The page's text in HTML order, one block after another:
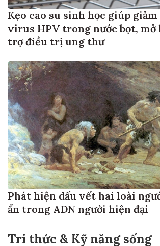
Kẹo cao su sinh học giúp
virus HPV trong nước bọt, mở
trợ điều trị ung thư
Phát hiện dấu vết hai loài
ẩn trong ADN người hiện đại
Tri thức & Kỹ năng sống